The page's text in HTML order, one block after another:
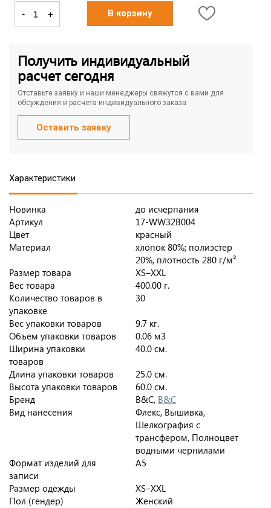
- + В корзину
Получить индивидуальный
расчет сегодня
Отставьте заявку и наши менеджеры свяжутся с вами для
обсуждения и расчета индивидуального заказа
Оставить заявку
Характеристики
Новинка
до исчерпания
Артикул
17-WW32B004
Цвет
красный
Материал
хлопок 80%; полиэстер
20%, плотность 280 г/м²
Размер товара
XS–XXL
Вес товара
400.00 г.
Количество товаров в
упаковке
30
Вес упаковки товаров
9.7 кг.
Объем упаковки товаров
0.06 м3
Ширина упаковки
товаров
40.0 см.
Длина упаковки товаров
25.0 см.
Высота упаковки товаров
60.0 см.
Бренд
B&C, B&C
Вид нанесения
Флекс, Вышивка,
Шелкография с
трансфером, Полноцвет
водными чернилами
Формат изделий для
записи
A5
Размер одежды
XS–XXL
Пол (гендер)
Женский